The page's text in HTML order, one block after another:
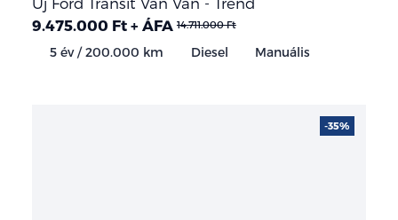
9.475.000 Ft + ÁFA 14.711.000 Ft
5 év / 200.000 km Diesel Manuális
-35%